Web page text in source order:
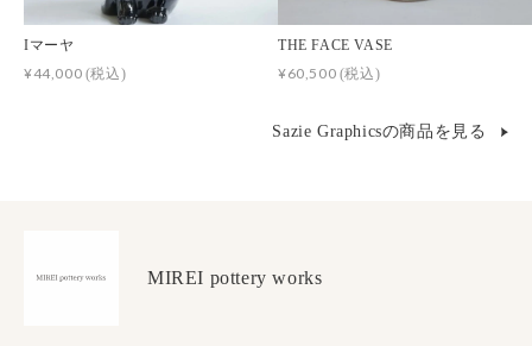
Iマーヤ
¥44,000 (税込)
THE FACE VASE
¥60,500 (税込)
Sazie Graphicsの商品を見る
MIREI pottery works